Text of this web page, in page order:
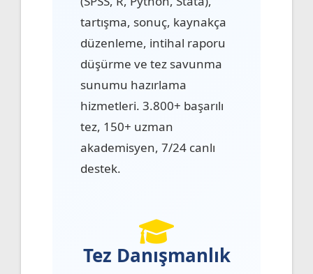
tartışma, sonuç, kaynakça
düzenleme, intihal raporu
düşürme ve tez savunma
sunumu hazırlama
hizmetleri. 3.800+ başarılı
tez, 150+ uzman
akademisyen, 7/24 canlı
destek.
Tez Danışmanlık